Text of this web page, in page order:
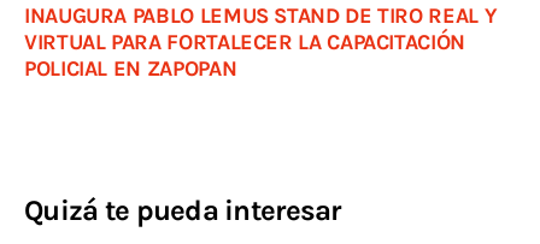
INAUGURA PABLO LEMUS STAND DE TIRO REAL Y
VIRTUAL PARA FORTALECER LA CAPACITACIÓN
POLICIAL EN ZAPOPAN
Quizá te pueda interesar